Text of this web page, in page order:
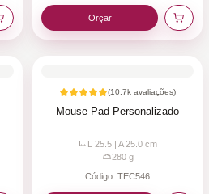
Orçar
(10.7k avaliações)
Mouse Pad Personalizado
L 25.5 | A 25.0 cm
280g
Código: TEC546